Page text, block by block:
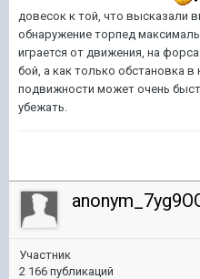
довесок к той, что высказали
обнаружение торпед
играется от движения, на
бой, а как только обстановка в
подвижности может очень
убежать.
Участник
2 166 публикаций